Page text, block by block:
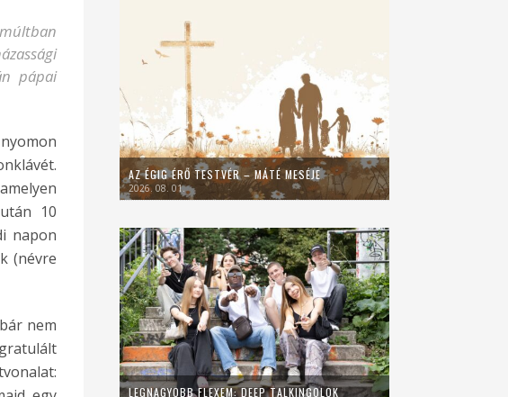
pápai
10
napon
(névre
nem
AZ ÉGIG ÉRŐ TESTVÉR – MÁTÉ MESÉJE
2026. 08. 01.
LEGNAGYOBB FLEXEM: DEEP TALKINGOLOK